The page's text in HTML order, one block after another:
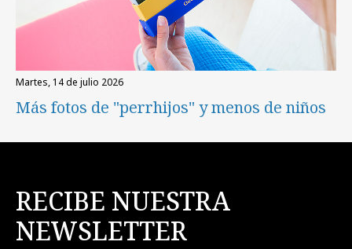
martes, 14 de julio 2026
Más fotos de "perrhijos" y menos de niños
RECIBE NUESTRA
NEWSLETTER